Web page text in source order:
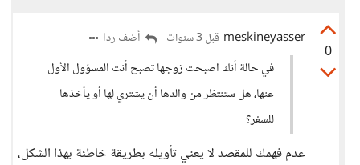
0
meskineyasser قبل 3 سنوات
أضف ردا
في حالة أنك اصبحت زوجها تصبح أنت المسؤول الأول
عنها، هل ستنتظر من والدها أن يشتري لها أو يأخذها
للسفر؟
عدم فهمك للمقصد لا يعني تأويله بطريقة خاطئة بهذا الشكل،